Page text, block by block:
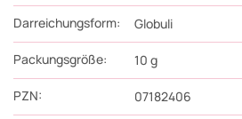
Darreichungsform: Globuli
Packungsgröße: 10 g
PZN: 07182406